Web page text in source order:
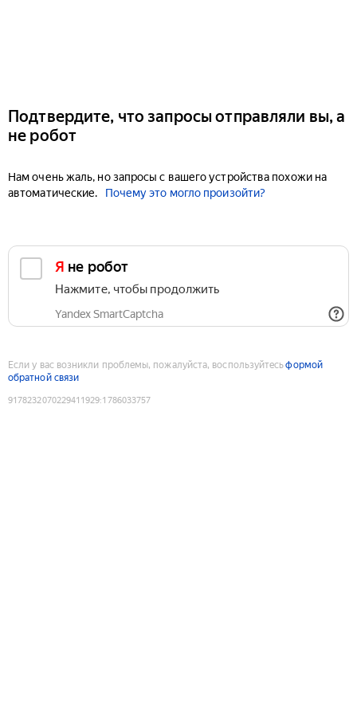
Подтвердите, что запросы отправляли вы, а
не робот
Нам очень жаль, но запросы с вашего устройства похожи на
автоматические.
Почему это могло произойти?
Я не робот
Нажмите, чтобы продолжить
Yandex SmartCaptcha
Если у вас возникли проблемы, пожалуйста, воспользуйтесьформой
обратной связи
9178232070229411929:1786033757